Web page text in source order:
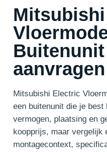
aanvragen
Mitsubishi Electric
een buitenunit die je best
vermogen, plaatsing en
koopprijs, maar vergelijk
montagecontext,